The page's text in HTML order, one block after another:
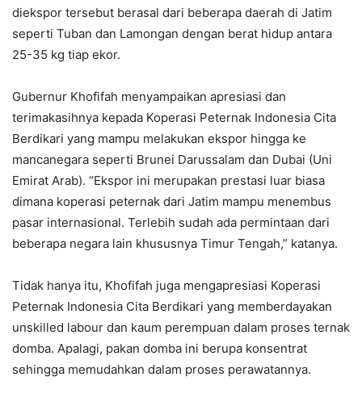
diekspor tersebut berasal dari beberapa daerah di Jatim
seperti Tuban dan Lamongan dengan berat hidup antara
25-35 kg tiap ekor.
Gubernur Khofifah menyampaikan apresiasi dan
terimakasihnya kepada Koperasi Peternak Indonesia Cita
Berdikari yang mampu melakukan ekspor hingga ke
mancanegara seperti Brunei Darussalam dan Dubai (Uni
Emirat Arab). “Ekspor ini merupakan prestasi luar biasa
dimana koperasi peternak dari Jatim mampu menembus
pasar internasional. Terlebih sudah ada permintaan dari
beberapa negara lain khususnya Timur Tengah,” katanya.
Tidak hanya itu, Khofifah juga mengapresiasi Koperasi
Peternak Indonesia Cita Berdikari yang memberdayakan
unskilled labour dan kaum perempuan dalam proses ternak
domba. Apalagi, pakan domba ini berupa konsentrat
sehingga memudahkan dalam proses perawatannya.